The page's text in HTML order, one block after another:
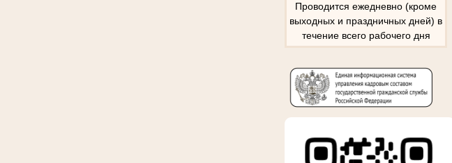
Проводится ежедневно (кроме
выходных и праздничных дней) в
течение всего рабочего дня